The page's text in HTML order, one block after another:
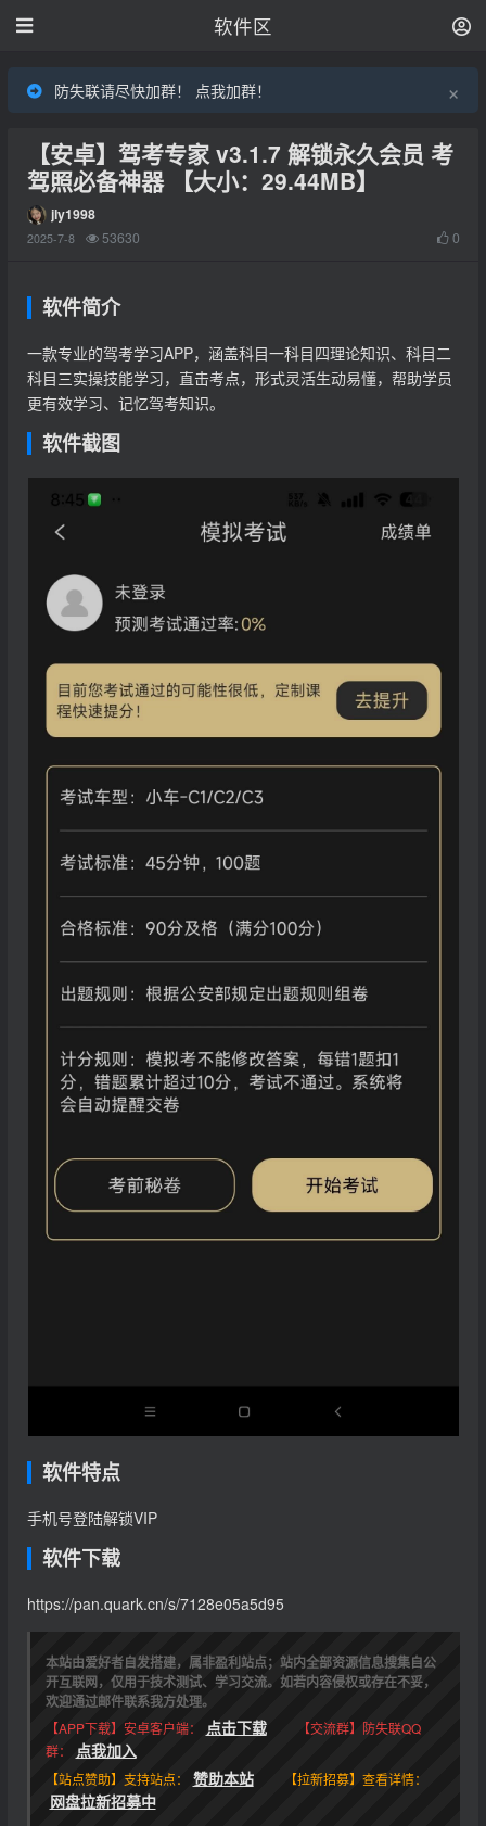
软件区
防失联请尽快加群！ 点我加群！
×
【安卓】驾考专家 v3.1.7 解锁永久会员 考
驾照必备神器 【大小：29.44MB】
jly1998
2025-7-8 53630 0
软件简介
一款专业的驾考学习APP，涵盖科目一科目四理论知识、科目二
科目三实操技能学习，直击考点，形式灵活生动易懂，帮助学员
更有效学习、记忆驾考知识。
软件截图
软件特点
手机号登陆解锁VIP
软件下载
https://pan.quark.cn/s/7128e05a5d95
本站由爱好者自发搭建，属非盈利站点；站内全部资源信息搜集自公
开互联网，仅用于技术测试、学习交流。如若内容侵权或存在不妥，
欢迎通过邮件联系我方处理。
【APP下载】安卓客户端： 点击下载
【交流群】防失联QQ
群：
点我加入
【站点赞助】支持站点： 赞助本站 【拉新招募】查看详情：
网盘拉新招募中